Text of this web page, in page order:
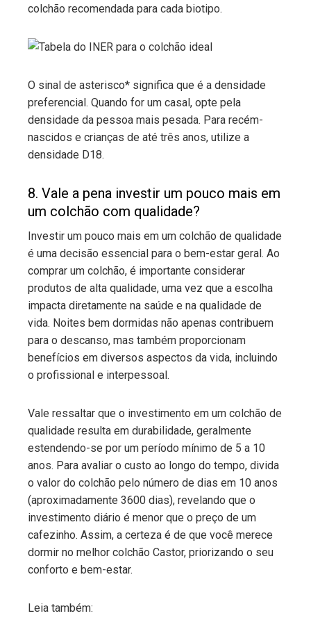
colchão recomendada para cada biotipo.
O sinal de asterisco* significa que é a densidade
preferencial. Quando for um casal, opte pela
densidade da pessoa mais pesada. Para recém-
nascidos e crianças de até três anos, utilize a
densidade D18.
8. Vale a pena investir um pouco mais em
um colchão com qualidade?
Investir um pouco mais em um colchão de qualidade
é uma decisão essencial para o bem-estar geral. Ao
comprar um colchão, é importante considerar
produtos de alta qualidade, uma vez que a escolha
impacta diretamente na saúde e na qualidade de
vida. Noites bem dormidas não apenas contribuem
para o descanso, mas também proporcionam
benefícios em diversos aspectos da vida, incluindo
o profissional e interpessoal.
Vale ressaltar que o investimento em um colchão de
qualidade resulta em durabilidade, geralmente
estendendo-se por um período mínimo de 5 a 10
anos. Para avaliar o custo ao longo do tempo, divida
o valor do colchão pelo número de dias em 10 anos
(aproximadamente 3600 dias), revelando que o
investimento diário é menor que o preço de um
cafezinho. Assim, a certeza é de que você merece
dormir no melhor colchão Castor, priorizando o seu
conforto e bem-estar.
Leia também: